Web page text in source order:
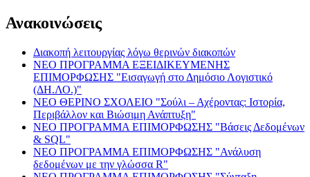
Ανακοινώσεις
Διακοπή λειτουργίας λόγω θερινών διακοπών
ΝΕΟ ΠΡΟΓΡΑΜΜΑ ΕΞΕΙΔΙΚΕΥΜΕΝΗΣ
ΕΠΙΜΟΡΦΩΣΗΣ "Εισαγωγή στο Δημόσιο Λογιστικό
(ΔΗ.ΛΟ.)"
ΝΕΟ ΘΕΡΙΝΟ ΣΧΟΛΕΙΟ "Σούλι – Αχέροντας: Ιστορία,
Περιβάλλον και Βιώσιμη Ανάπτυξη"
ΝΕΟ ΠΡΟΓΡΑΜΜΑ ΕΠΙΜΟΡΦΩΣΗΣ "Βάσεις Δεδομένων
& SQL"
ΝΕΟ ΠΡΟΓΡΑΜΜΑ ΕΠΙΜΟΡΦΩΣΗΣ "Ανάλυση
δεδομένων με την γλώσσα R"